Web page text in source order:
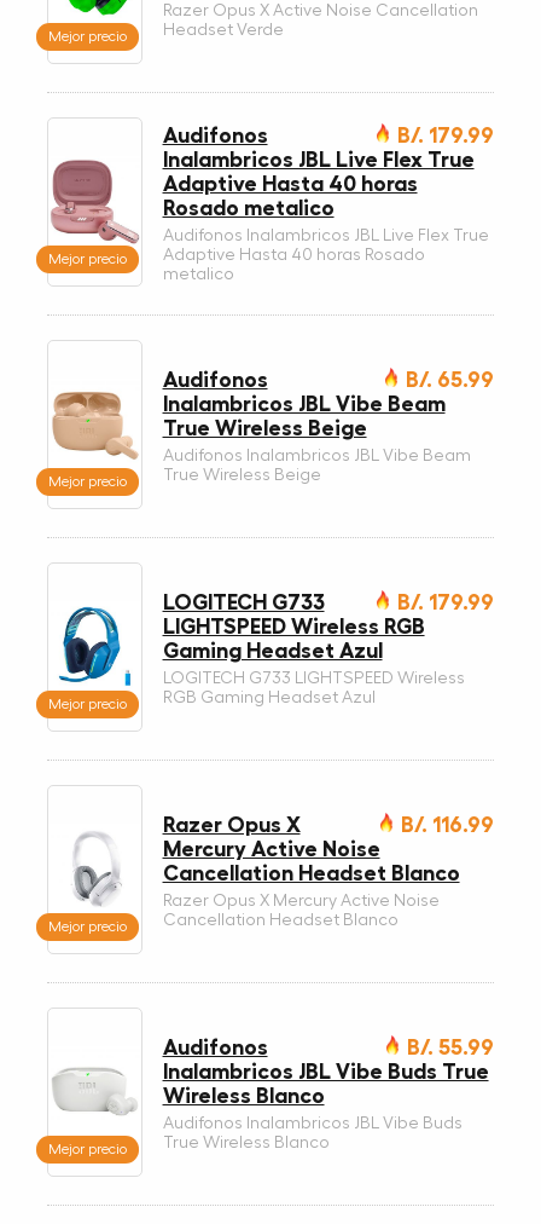
Mejor precio
Razer Opus X Active Noise Cancellation
Headset Verde
Mejor precio
B/. 179.99
Audifonos
Inalambricos JBL Live Flex True
Adaptive Hasta 40 horas
Rosado metalico
Audifonos Inalambricos JBL Live Flex True
Adaptive Hasta 40 horas Rosado
metalico
Mejor precio
B/. 65.99
Audifonos
Inalambricos JBL Vibe Beam
True Wireless Beige
Audifonos Inalambricos JBL Vibe Beam
True Wireless Beige
Mejor precio
B/. 179.99
LOGITECH G733
LIGHTSPEED Wireless RGB
Gaming Headset Azul
LOGITECH G733 LIGHTSPEED Wireless
RGB Gaming Headset Azul
Mejor precio
B/. 116.99
Razer Opus X
Mercury Active Noise
Cancellation Headset Blanco
Razer Opus X Mercury Active Noise
Cancellation Headset Blanco
Mejor precio
B/. 55.99
Audifonos
Inalambricos JBL Vibe Buds True
Wireless Blanco
Audifonos Inalambricos JBL Vibe Buds
True Wireless Blanco